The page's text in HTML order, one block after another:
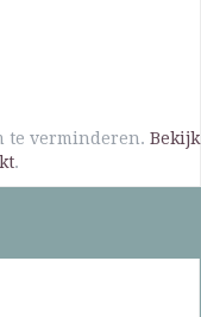
te verminderen. Bekijk
.